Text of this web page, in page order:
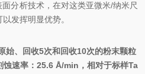
分析技术，在对这类亚微米/纳米尺
发挥明显优势。
始、回收5次和回收10次的粉末颗粒
蚀速率：25.6 Å/min，相对于标样Ta